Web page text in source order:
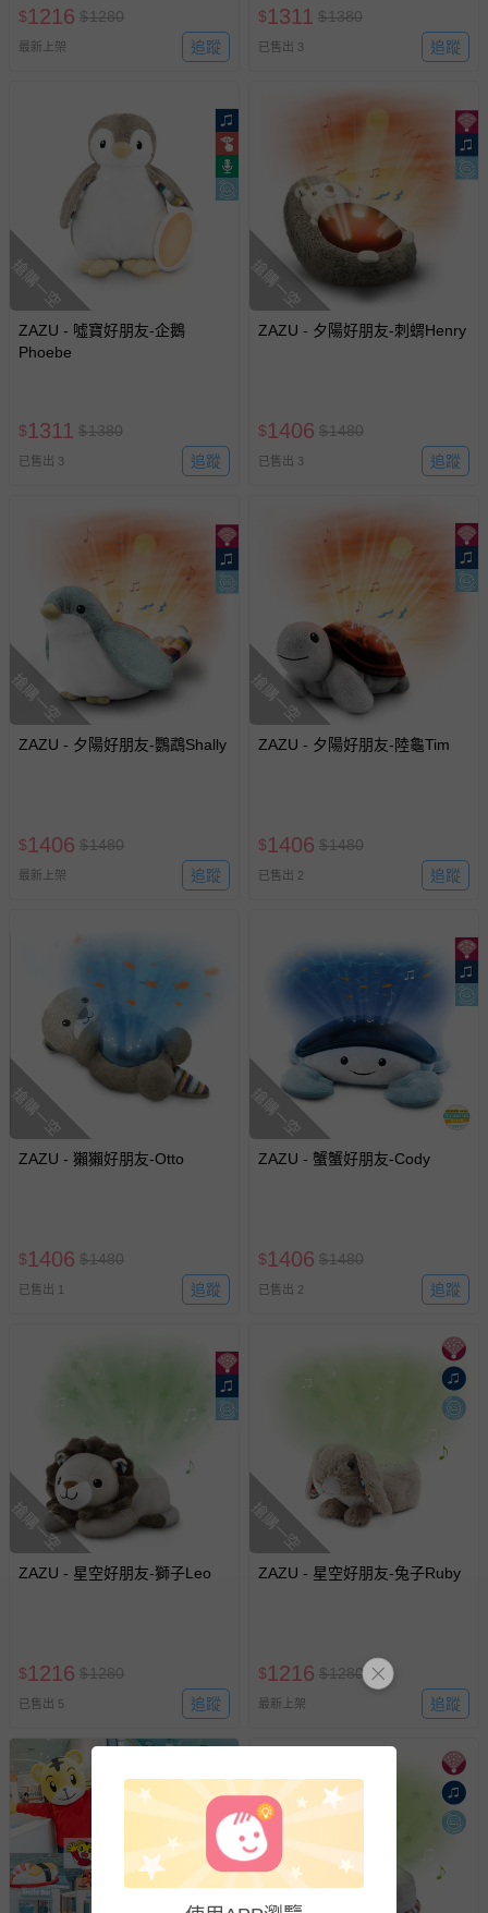
$1216 $1280
最新上架 追蹤
$1311 $1380
已售出 3 追蹤
搶購一空
ZAZU - 噓寶好朋友-企鵝
Phoebe
$1311 $1380
已售出 3 追蹤
搶購一空
ZAZU - 夕陽好朋友-刺蝟Henry
$1406 $1480
已售出 3 追蹤
搶購一空
ZAZU - 夕陽好朋友-鸚鵡Shally
$1406 $1480
最新上架 追蹤
搶購一空
ZAZU - 夕陽好朋友-陸龜Tim
$1406 $1480
已售出 2 追蹤
搶購一空
ZAZU - 獺獺好朋友-Otto
$1406 $1480
已售出 1 追蹤
搶購一空
ZAZU - 蟹蟹好朋友-Cody
$1406 $1480
已售出 2 追蹤
搶購一空
ZAZU - 星空好朋友-獅子Leo
$1216 $1280
已售出 5 追蹤
搶購一空
ZAZU - 星空好朋友-兔子Ruby
$1216 $1280
最新上架 追蹤